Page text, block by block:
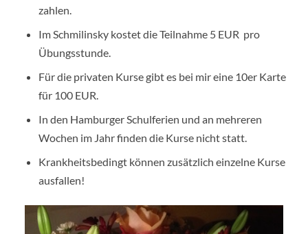
zahlen.
Im Schmilinsky kostet die Teilnahme 5 EUR pro
Übungsstunde.
Für die privaten Kurse gibt es bei mir eine 10er Karte
für 100 EUR.
In den Hamburger Schulferien und an mehreren
Wochen im Jahr finden die Kurse nicht statt.
Krankheitsbedingt können zusätzlich einzelne Kurse
ausfallen!